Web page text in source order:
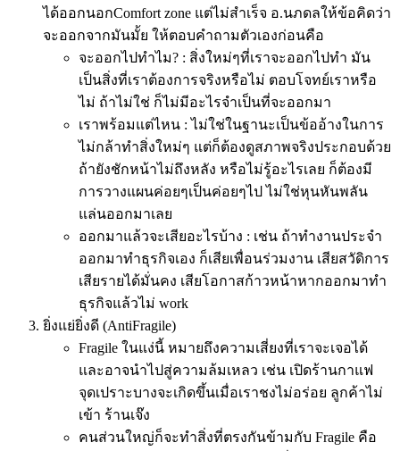
ได้ออกนอกComfort zone แต่ไม่สำเร็จ อ.นภดลให้ข้อคิดว่า
จะออกจากมันมั้ย ให้ตอบคำถามตัวเองก่อนคือ
จะออกไปทำไม? : สิ่งใหม่ๆที่เราจะออกไปทำ มัน
เป็นสิ่งที่เราต้องการจริงหรือไม่ ตอบโจทย์เราหรือ
ไม่ ถ้าไม่ใช่ ก็ไม่มีอะไรจำเป็นที่จะออกมา
เราพร้อมแต่ไหน : ไม่ใช่ในฐานะเป็นข้ออ้างในการ
ไม่กล้าทำสิ่งใหม่ๆ แต่ก็ต้องดูสภาพจริงประกอบด้วย
ถ้ายังชักหน้าไม่ถึงหลัง หรือไม่รู้อะไรเลย ก็ต้องมี
การวางแผนค่อยๆเป็นค่อยๆไป ไม่ใช่หุนหันพลัน
แล่นออกมาเลย
ออกมาแล้วจะเสียอะไรบ้าง : เช่น ถ้าทำงานประจำ
ออกมาทำธุรกิจเอง ก็เสียเพื่อนร่วมงาน เสียสวัดิการ
เสียรายได้มั่นคง เสียโอกาสก้าวหน้าหากออกมาทำ
ธุรกิจแล้วไม่ work
ยิ่งแย่ยิ่งดี (AntiFragile)
Fragile ในแง่นี้ หมายถึงความเสี่ยงที่เราจะเจอได้
และอาจนำไปสู่ความล้มเหลว เช่น เปิดร้านกาแฟ
จุดเปราะบางจะเกิดขึ้นเมื่อเราชงไม่อร่อย ลูกค้าไม่
เข้า ร้านเจ๊ง
คนส่วนใหญ่ก็จะทำสิ่งที่ตรงกันข้ามกับ Fragile คือ